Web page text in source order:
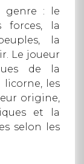
genre : le
forces, la
la
Le joueur
de la
licorne, les
origine,
et la
selon les